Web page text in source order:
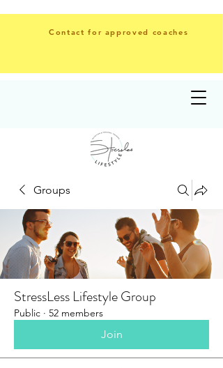
Contact for approved coaches
Groups
StressLess Lifestyle Group
Public · 52 members
Join